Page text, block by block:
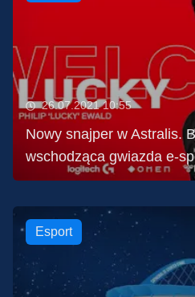
26.07.2021 10:55
Nowy snajper w Astralis.
wschodząca gwiazda e-
Esport